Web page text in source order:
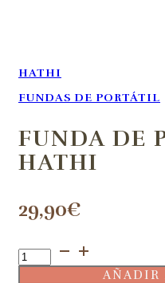
HATHI
FUNDAS DE PORTÁTIL
FUNDA DE
HATHI
29,90€
Funda
de
AÑADIR